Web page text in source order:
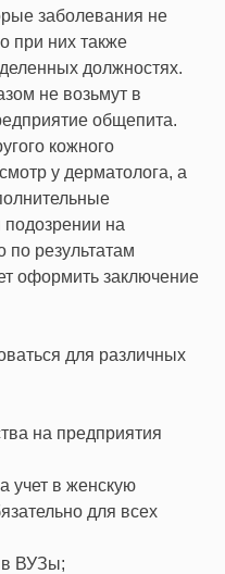
заболевания не
при них также
должностях.
не возьмут в
общепита.
кожного
у дерматолога, а
на
по результатам
оформить заключение
для различных
на предприятия
учет в женскую
для всех
в ВУЗы;